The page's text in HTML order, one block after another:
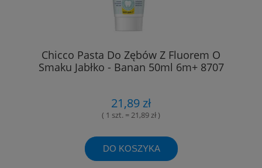
Chicco Pasta Do Zębów Z Fluorem O
Smaku Jabłko - Banan 50ml 6m+ 8707
21,89 zł
( 1 szt. = 21,89 zł )
DO KOSZYKA